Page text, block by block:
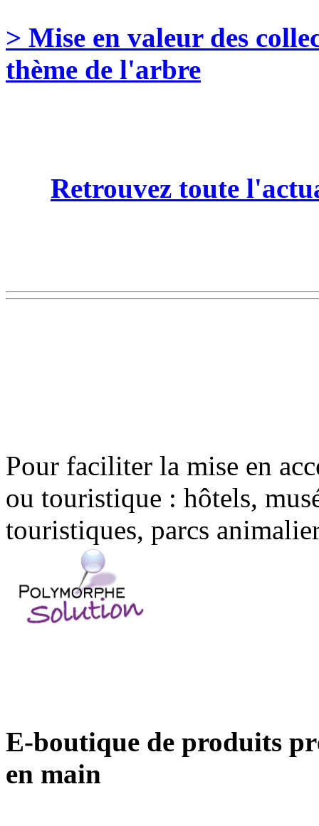
> Mise en valeur des
thème de l'arbre
Retrouvez toute
Pour faciliter la mise en
ou touristique : hôtels,
touristiques, parcs
E-boutique de produits
en main